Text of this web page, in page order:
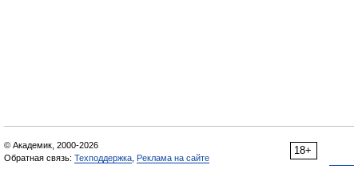
18+
© Академик, 2000-2026
Обратная связь: Техподдержка Реклама на сайте